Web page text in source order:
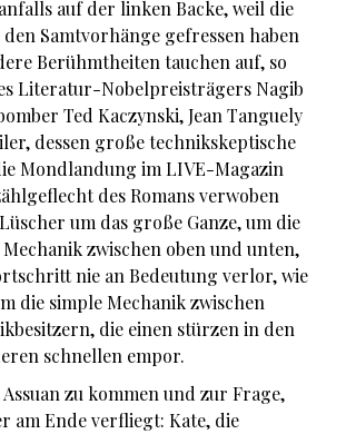
auf der linken Backe, weil die
Samtvorhänge gefressen haben
Berühmtheiten tauchen auf, so
Literatur-Nobelpreisträgers Nagib
Ted Kaczynski, Jean Tanguely
dessen große technikskeptische
Mondlandung im LIVE-Magazin
des Romans verwoben
um das große Ganze, um die
zwischen oben und unten,
nie an Bedeutung verlor, wie
die simple Mechanik zwischen
die einen stürzen in den
schnellen empor.
zu kommen und zur Frage,
am Ende verfliegt: Kate, die